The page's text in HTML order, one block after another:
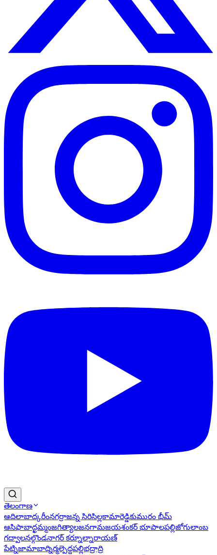
తెలంగాణ
ఆదిలాబాద్కరీంనగర్రాజన్న సిరిసిల్లకామారెడ్డికుమురం భీమ్
ఆసిఫాబాద్ఖమ్మంజగిత్యాలజనగామజయశంకర్ భూపాలపల్లిజోగులాంబ
గద్వాలనల్గొండనాగర్ కర్నూల్నారాయణ్
పేట్నిజామాబాద్నిర్మల్పెద్దపల్లిభద్రాద్రి